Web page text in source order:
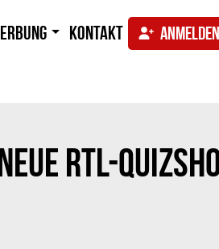
Kontakt ANMELDEN
RTL-